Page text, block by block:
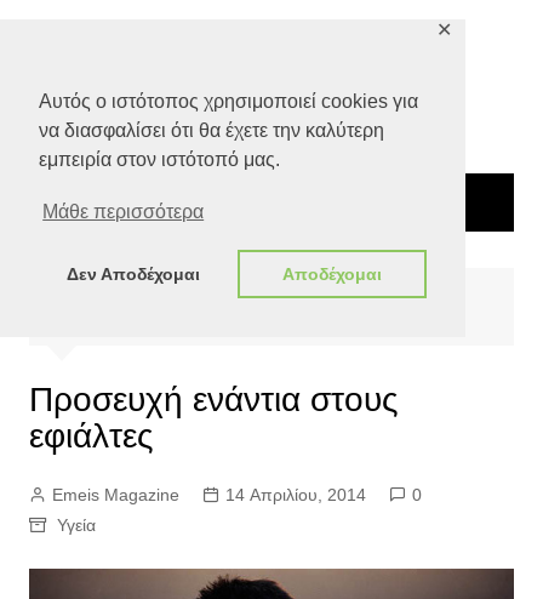
Αυτός ο ιστότοπος χρησιμοποιεί cookies για
να διασφαλίσει ότι θα έχετε την καλύτερη
εμπειρία στον ιστότοπό μας.
Μάθε περισσότερα
Δεν Αποδέχομαι Αποδέχομαι
✕
Ποιότητα Ζωής
Υγεία
Προσευχή ενάντια στους
εφιάλτες
Emeis Magazine 14 Απριλίου, 2014
0
Υγεία